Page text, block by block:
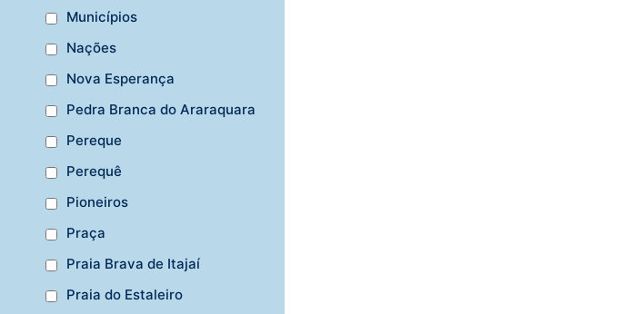
Municípios
Nações
Nova Esperança
Pedra Branca do Araraquara
Pereque
Perequê
Pioneiros
Praça
Praia Brava de Itajaí
Praia do Estaleiro